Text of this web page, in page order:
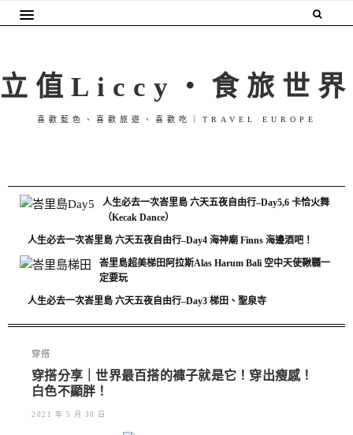
立值Liccy・食旅世界
喜歡藍色、喜歡旅遊、喜歡吃｜TRAVEL EUROPE
人生必去一次峇里島 六天五夜自由行–Day5,6 卡恰火舞
（Kecak Dance）
人生必去一次峇里島 六天五夜自由行–Day4 海神廟 Finns 海邊酒吧！
峇里島超美梯田阿拉斯Alas Harum Bali 空中天使鞦韆一
定要玩
人生必去一次峇里島 六天五夜自由行–Day3 梯田、聖泉寺
穿搭
穿搭分享｜世界最百搭的褲子就是它！穿出瘦感！
白色不顯胖！
2021 年 5 月 30 日